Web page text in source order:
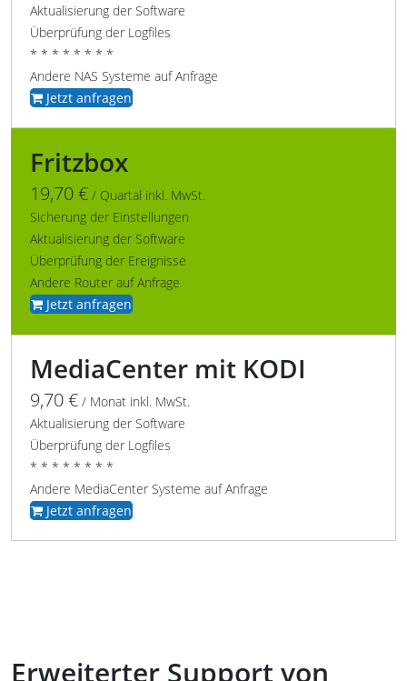
Aktualisierung der Software
Überprüfung der Logfiles
* * * * * * * *
Andere NAS Systeme auf Anfrage
Jetzt anfragen
Fritzbox
19,70 € / Quartal inkl. MwSt.
Sicherung der Einstellungen
Aktualisierung der Software
Überprüfung der Ereignisse
Andere Router auf Anfrage
Jetzt anfragen
MediaCenter mit KODI
9,70 € / Monat inkl. MwSt.
Aktualisierung der Software
Überprüfung der Logfiles
* * * * * * * *
Andere MediaCenter Systeme auf Anfrage
Jetzt anfragen
Erweiterter Support von